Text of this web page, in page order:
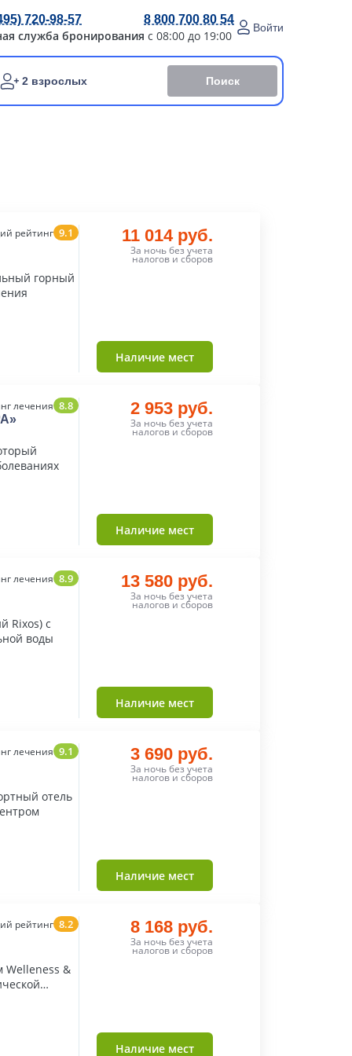
720-98-57 8 800 700 80 54
служба бронирования с 08:00 до 19:00
Войти
2 взрослых Поиск
рейтинг 9.1
горный
11 014 руб.
За ночь без учета
налогов и сборов
Наличие мест
лечения 8.8 2 953 руб.
За ночь без учета
налогов и сборов
Наличие мест
лечения 8.9
Rixos) с
воды
13 580 руб.
За ночь без учета
налогов и сборов
Наличие мест
лечения 9.1
отель
3 690 руб.
За ночь без учета
налогов и сборов
Наличие мест
рейтинг 8.2
Welleness &
8 168 руб.
За ночь без учета
налогов и сборов
Наличие мест